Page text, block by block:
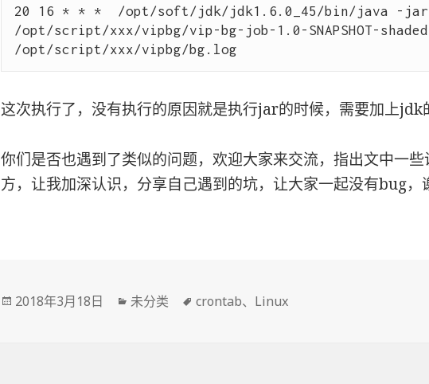
20 16 * * *  /opt/soft/jdk/jdk1.6.0_45/bin/java -jar
/opt/script/xxx/vipbg/vip-bg-job-1.0-SNAPSHOT-
这次执行了，没有执行的原因就是执行jar的时候，需要加上jdk
你们是否也遇到了类似的问题，欢迎大家来交流，指出文中一
方，让我加深认识，分享自己遇到的坑，让大家一起没有bug，
发
2018年3月18日
分
未分类
标
crontab、 Linux